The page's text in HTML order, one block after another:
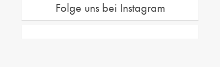
Folge uns bei Instagram